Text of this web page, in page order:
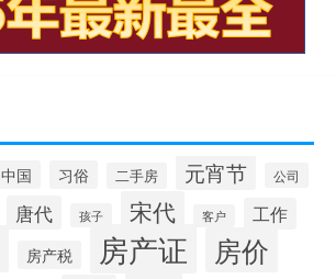
中国 习俗 二手房 元宵节 公司
唐代 孩子 宋代 客户 工作
房产税 房产证 房价